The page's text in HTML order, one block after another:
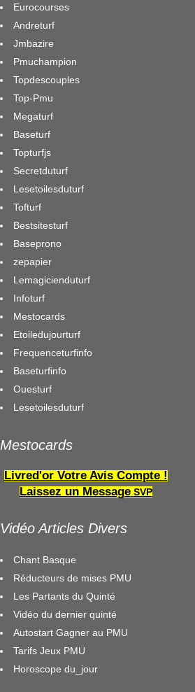
Eurocourses
Andreturf
Jmbazire
Pmuchampion
Topdescouples
Top-Pmu
Megaturf
Baseturf
Topturfjs
Secretduturf
Lesetoilesduturf
Tofturf
Bestsitesturf
Baseprono
zepapier
Lemagicienduturf
Infoturf
Mestocards
Etoiledujourturf
Frequenceturfinfo
Baseturfinfo
Ouesturf
Lesetoilesduturf
Mestocards
Livred'or Votre Avis Compte !
Laissez un Message SVP
Vidéo Articles Divers
Chant Basque
Réducteurs de mises PMU
Les Partants du Quinté
Vidéo du dernier quinté
Autostart Gagner au PMU
Tarifs Jeux PMU
Horoscope du_jour